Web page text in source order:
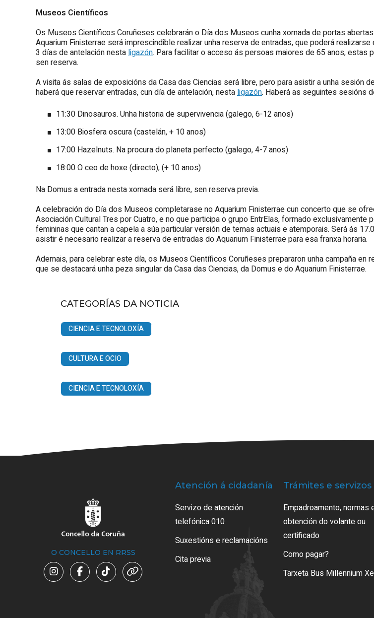
Museos Científicos
Os Museos Científicos Coruñeses celebrarán o Día dos Museos cunha xornada de portas
Aquarium Finisterrae será imprescindible realizar unha reserva de entradas, que poderá realizarse
3 días de antelación nestaligazón. Para facilitar o acceso ás persoas maiores de 65 anos, estas
sen reserva.
A visita ás salas de exposicións da Casa das Ciencias será libre, pero para asistir a unha sesión
haberá que reservar entradas, cun día de antelación, nestaligazón. Haberá as seguintes sesións
11:30 Dinosauros. Unha historia de supervivencia (galego, 6-12 anos)
13:00 Biosfera oscura (castelán, + 10 anos)
17:00 Hazelnuts. Na procura do planeta perfecto (galego, 4-7 anos)
18:00 O ceo de hoxe (directo), (+ 10 anos)
Na Domus a entrada nesta xornada será libre, sen reserva previa.
A celebración do Día dos Museos completarase no Aquarium Finisterrae cun concerto que se
Asociación Cultural Tres por Cuatro, e no que participa o grupo EntrElas, formado exclusivamente
femininas que cantan a capela a súa particular versión de temas actuais e atemporais. Será ás
asistir é necesario realizar a reserva de entradas do Aquarium Finisterrae para esa franxa horaria.
Ademais, para celebrar este día, os Museos Científicos Coruñeses prepararon unha campaña en
que se destacará unha peza singular da Casa das Ciencias, da Domus e do Aquarium Finisterrae.
CATEGORÍAS DA NOTICIA
CIENCIA E TECNOLOXÍA
CULTURA E OCIO
CIENCIA E TECNOLOXÍA
O CONCELLO EN RRSS
Atención á cidadanía
Servizo de atención
telefónica 010
Suxestións e reclamacións
Cita previa
Trámites e servizos
Empadroamento, normas
obtención do volante ou
certificado
Como pagar?
Tarxeta Bus Millennium